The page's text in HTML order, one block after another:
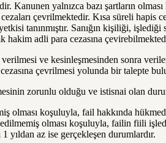
Kanunen yalnızca bazı şartların
çevrilmektedir. Kısa süreli hapis
tanınmıştır. Sanığın kişiliği,
adli para cezasına
ve kesinleşmesinden sonra
çevrilmesi yolunda bir talepte
zorunlu olduğu ve istisnai olan
olması koşuluyla, fail hakkında
olması koşuluyla, failin fiili
yıldan az ise gerçekleşen durumlardır.